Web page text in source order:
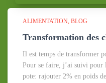
ALIMENTATION BLOG
Transformation des
Il est temps de transformer
Pour se faire, j’ai suivi pour
pote: rajouter 2% en poids